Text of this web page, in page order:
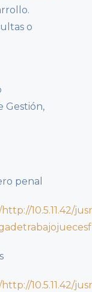
o
Gestión,
penal
10.5.11.42/
10.5.11.42/